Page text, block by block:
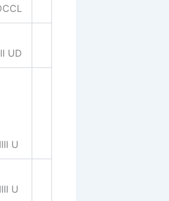
UD
IIII U
IIII U